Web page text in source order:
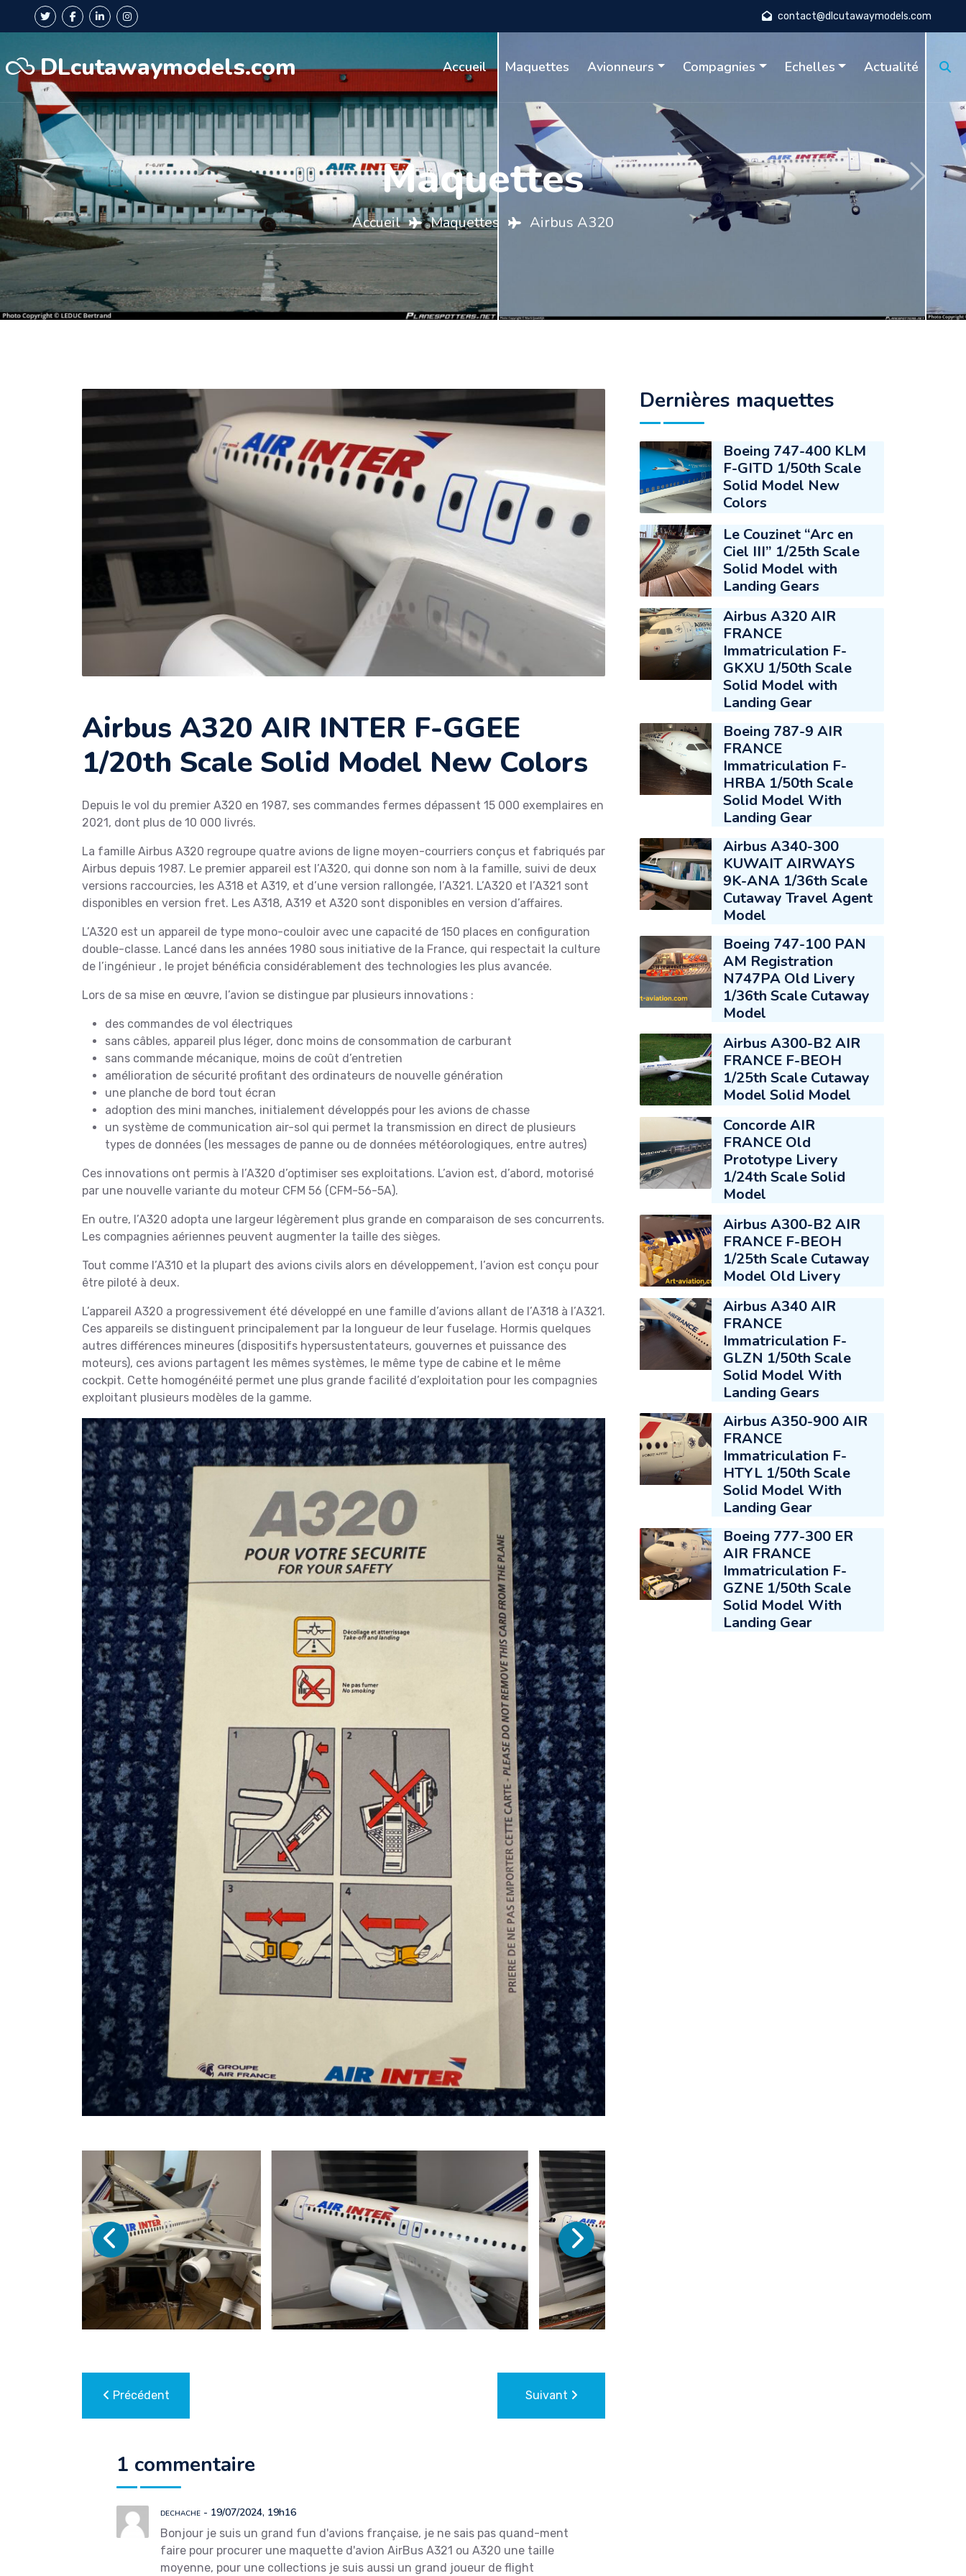
contact@dlcutawaymodels.com
DLcutawaymodels.com Accueil Maquettes Avionneurs Compagnies Echelles Actualité
Maquettes
Accueil Maquettes Airbus A320
Précédent Suivant
Airbus A320 AIR INTER F-GGEE
1/20th Scale Solid Model New Colors
Depuis le vol du premier A320 en 1987, ses commandes fermes dépassent 15 000 exemplaires en
2021, dont plus de 10 000 livrés.
La famille Airbus A320 regroupe quatre avions de ligne moyen-courriers conçus et fabriqués par
Airbus depuis 1987. Le premier appareil est l’A320, qui donne son nom à la famille, suivi de deux
versions raccourcies, les A318 et A319, et d’une version rallongée, l’A321. L’A320 et l’A321 sont
disponibles en version fret. Les A318, A319 et A320 sont disponibles en version d’affaires.
L’A320 est un appareil de type mono-couloir avec une capacité de 150 places en configuration
double-classe. Lancé dans les années 1980 sous initiative de la France, qui respectait la culture
de l’ingénieur , le projet bénéficia considérablement des technologies les plus avancée.
Lors de sa mise en œuvre, l’avion se distingue par plusieurs innovations :
des commandes de vol électriques
sans câbles, appareil plus léger, donc moins de consommation de carburant
sans commande mécanique, moins de coût d’entretien
amélioration de sécurité profitant des ordinateurs de nouvelle génération
une planche de bord tout écran
adoption des mini manches, initialement développés pour les avions de chasse
un système de communication air-sol qui permet la transmission en direct de plusieurs
types de données (les messages de panne ou de données météorologiques, entre autres)
Ces innovations ont permis à l’A320 d’optimiser ses exploitations. L’avion est, d’abord, motorisé
par une nouvelle variante du moteur CFM 56 (CFM-56-5A).
En outre, l’A320 adopta une largeur légèrement plus grande en comparaison de ses concurrents.
Les compagnies aériennes peuvent augmenter la taille des sièges.
Tout comme l’A310 et la plupart des avions civils alors en développement, l’avion est conçu pour
être piloté à deux.
L’appareil A320 a progressivement été développé en une famille d’avions allant de l’A318 à l’A321.
Ces appareils se distinguent principalement par la longueur de leur fuselage. Hormis quelques
autres différences mineures (dispositifs hypersustentateurs, gouvernes et puissance des
moteurs), ces avions partagent les mêmes systèmes, le même type de cabine et le même
cockpit. Cette homogénéité permet une plus grande facilité d’exploitation pour les compagnies
exploitant plusieurs modèles de la gamme.
Précédent Suivant
1 commentaire
dechache - 19/07/2024, 19h16
Bonjour je suis un grand fun d'avions française, je ne sais pas quand-ment
faire pour procurer une maquette d'avion AirBus A321 ou A320 une taille
moyenne, pour une collections je suis aussi un grand joueur de flight
Dernières maquettes
Boeing 747-400 KLM
F-GITD 1/50th Scale
Solid Model New
Colors
Le Couzinet “Arc en
Ciel III” 1/25th Scale
Solid Model with
Landing Gears
Airbus A320 AIR
FRANCE
Immatriculation F-
GKXU 1/50th Scale
Solid Model with
Landing Gear
Boeing 787-9 AIR
FRANCE
Immatriculation F-
HRBA 1/50th Scale
Solid Model With
Landing Gear
Airbus A340-300
KUWAIT AIRWAYS
9K-ANA 1/36th Scale
Cutaway Travel Agent
Model
Boeing 747-100 PAN
AM Registration
N747PA Old Livery
1/36th Scale Cutaway
Model
Airbus A300-B2 AIR
FRANCE F-BEOH
1/25th Scale Cutaway
Model Solid Model
Concorde AIR
FRANCE Old
Prototype Livery
1/24th Scale Solid
Model
Airbus A300-B2 AIR
FRANCE F-BEOH
1/25th Scale Cutaway
Model Old Livery
Airbus A340 AIR
FRANCE
Immatriculation F-
GLZN 1/50th Scale
Solid Model With
Landing Gears
Airbus A350-900 AIR
FRANCE
Immatriculation F-
HTYL 1/50th Scale
Solid Model With
Landing Gear
Boeing 777-300 ER
AIR FRANCE
Immatriculation F-
GZNE 1/50th Scale
Solid Model With
Landing Gear